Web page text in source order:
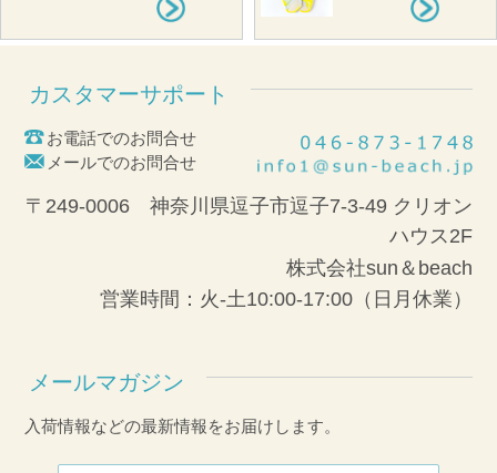
カスタマーサポート
お電話でのお問合せ
メールでのお問合せ
〒249-0006 神奈川県逗子市逗子7-3-49 クリオン
ハウス2F
株式会社sun＆beach
営業時間：火-土10:00-17:00（日月休業）
メールマガジン
入荷情報などの最新情報をお届けします。